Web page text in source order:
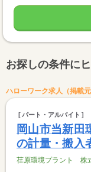
お探しの条件に
ハローワーク求人（掲載
パート・アルバイト
岡山市当新田
の計量・搬入
荏原環境プラント 株